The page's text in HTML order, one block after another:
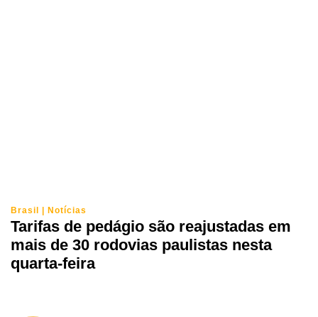
Brasil | Notícias
Tarifas de pedágio são reajustadas em
mais de 30 rodovias paulistas nesta
quarta-feira